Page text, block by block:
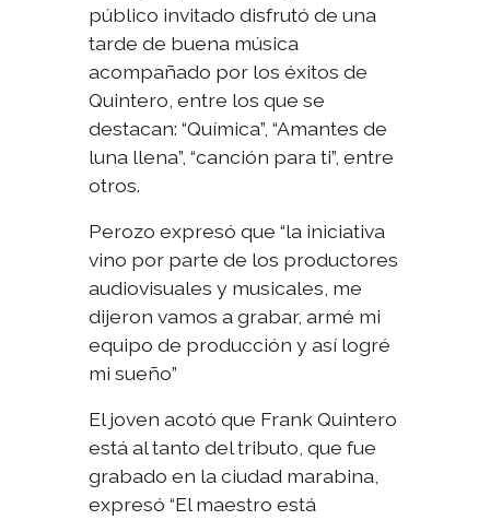
público invitado disfrutó de una
tarde de buena música
acompañado por los éxitos de
Quintero, entre los que se
destacan: “Química”, “Amantes de
luna llena”, “canción para ti”, entre
otros.
Perozo expresó que “la iniciativa
vino por parte de los productores
audiovisuales y musicales, me
dijeron vamos a grabar, armé mi
equipo de producción y así logré
mi sueño”
El joven acotó que Frank Quintero
está al tanto del tributo, que fue
grabado en la ciudad marabina,
expresó “El maestro está